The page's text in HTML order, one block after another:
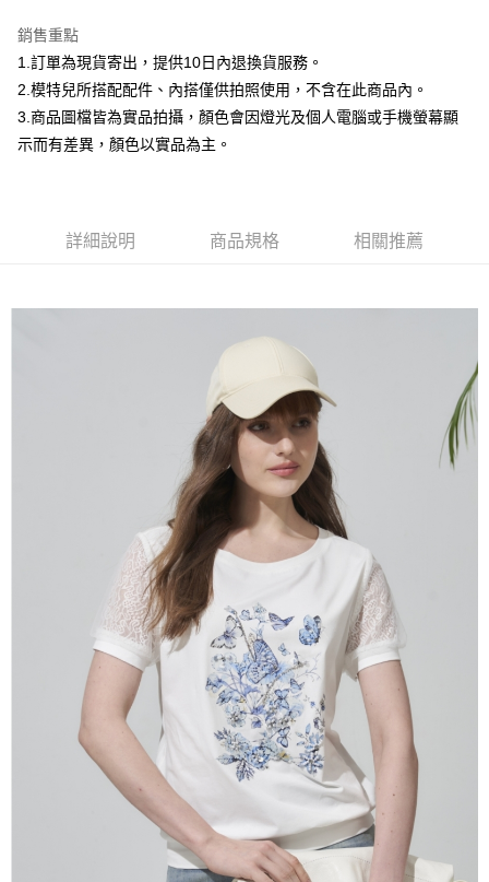
聯邦商業銀行
元大商業銀行
永豐商業銀行
台新國際商業銀行
中國信託商業銀行
台灣樂天信用卡公司
悠遊付
Google Pay
全盈+PAY
【大哥付你分期使用說明】
1.本服務由台灣大哥大提供，台灣大哥大用戶可立即使用無須另外申請。
成交易。
4.訂單成立30分鐘內，如未前往確認交易或遇審核未通過，訂單將自動取
消。如遇「轉專審核」未通過狀況，表示未達大哥付你分期系統評分，恕無
1.分期款項不併入電信帳單，「大哥付你分期」於每月結算日後寄送繳費提
2.透過簡訊連結打開帳單後，可選擇「超商條碼／台灣大直營門市／銀行轉
帳／街口支付／iPASS MONEY」等通路繳費。
1.本服務係由「台灣大哥大股份有限公司」（以下簡稱本公司）所提供，讓
用戶於交易時，得透過本服務購買商品或服務，並由商店將買賣／分期付款
買賣價金債權讓與本公司後，依約使用本公司帳單繳交帳款。
2.基於同意付款使用「大哥付你分期」之契約關係目的，商店將以您的個人
資料（包含姓名、電話或地址）提供予台灣大哥大進項蒐集、處理及利用，
由本公司與您本人進行分期帳單所需資料之確認、核對及更正。
3.完整用戶服務條款，請詳閱以下連結：https://oppay.tw/userRule
AFTEE先享後付
１．簡單：不需註冊會員、不需綁卡、不需儲值。
２．便利：只要手機號碼，簡訊認證，即可結帳。
３．安心：先確認商品／服務後，再付款。
【「AFTEE先享後付」結帳流程】
１．於結帳方式選擇「AFTEE先享後付」後，將跳轉至「AFTEE先享後付」
結帳頁面，進行簡訊認證並確認金額後，即可完成結帳。
２．訂單成立數日內，您將收到繳費通知簡訊。
３．收到繳費通知簡訊後14天內，點擊此簡訊中的連結，可透過四大超商／
ATM／網路銀行／等多元方式進行付款，方視為交易完成。
※ 請注意：結帳手續完成當下不需立刻繳費，但若您需要取消訂單，請聯絡
購買商品的店家。未經商家同意取消之訂單仍視為有效，需透過AFTEE先享
後付繳納相關費用。
※ 交易是否成功請以「AFTEE先享後付 」之結帳頁面顯示為準，若有關於
是否繳費成功／繳費後需取消欲退款等相關疑問，請聯繫「AFTEE先享後付
客戶支援中心」https://netprotections.freshdesk.com/support/home
【注意事項】
１．透過由恩沛科技股份有限公司提供之「AFTEE先享後付」服務完成之交
易，需依本服務之必要範圍內提供個人資料，並將交易相關給付款項請求債
權轉讓予恩沛科技股份有限公司。
２．關於個人資料處理事宜，請瀏覽以下網址：
https://aftee.tw/terms/#terms3
３．未成年的使用者請事先徵得法定代理人或監護人之同意方可使用
「AFTEE先享後付」，若未經同意申辦者引起之損失，本公司不負相關責
４．使用「AFTEE先享後付」時，將依據個別帳號之用戶狀況，依本公司即
每筆NT$120，滿NT$2,000(含以上)免運費
每筆NT$120，滿NT$2,000(含以上)免運費
每筆NT$120，滿NT$2,000(含以上)免運費
銷售重點
1.訂單為現貨寄出，提供10日內退換貨服務。
2.模特兒所搭配配件、內搭僅供拍照使用，不含在此商品內。
3.商品圖檔皆為實品拍攝，顏色會因燈光及個人電腦或手機螢幕顯
示而有差異，顏色以實品為主。
詳細說明 商品規格 相關推薦